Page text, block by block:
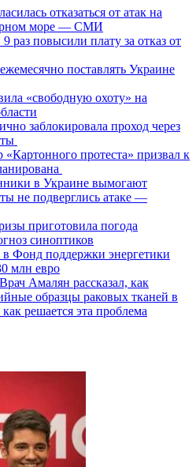
отказаться от атак на
море — СМИ
раз повысили плату за отказ от
поставлять Украине
«свободную охоту» на
заблокировала проход через
«Картонного протеста» призвал к
в Украине вымогают
не подверглись атаке —
приготовила погода
синоптиков
Фонд поддержки энергетики
млн евро
Врач Амалян рассказал, как
образцы раковых тканей в
решается эта проблема